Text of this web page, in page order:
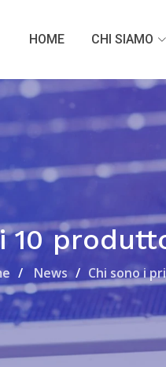
HOME CHI SIAMO
10
News Chi sono i